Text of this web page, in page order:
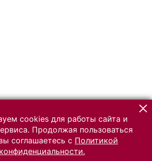
cookies для работы сайта и
Продолжая пользоваться
соглашаетесь с Политикой
конфиденциальности.